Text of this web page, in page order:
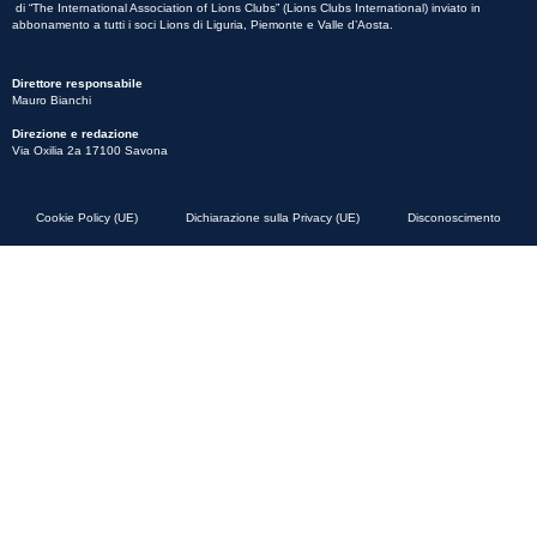
di “The International Association of Lions Clubs” (Lions Clubs International) inviato in
abbonamento a tutti i soci Lions di Liguria, Piemonte e Valle d’Aosta.
Direttore responsabile
Mauro Bianchi
Direzione e redazione
Via Oxilia 2a 17100 Savona
Cookie Policy (UE) Dichiarazione sulla Privacy (UE) Disconoscimento